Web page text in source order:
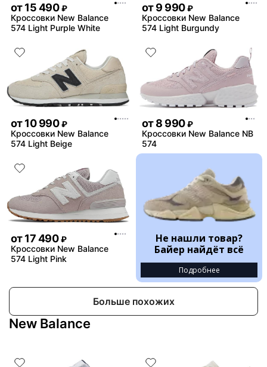
от15 490 ₽
Кроссовки New Balance
574 Light Purple White
от9 990 ₽
Кроссовки New Balance
574 Light Burgundy
от10 990 ₽
Кроссовки New Balance
574 Light Beige
от8 990 ₽
Кроссовки New Balance NB
574
от17 490 ₽
Кроссовки New Balance
574 Light Pink
Не нашли товар?
Байер найдёт всё
Подробнее
Больше похожих
New Balance